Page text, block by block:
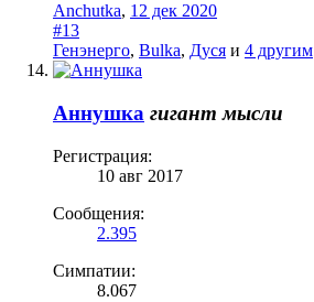
Anchutka, 12 дек 2020
#13
Генэнерго, Bulka, Дуся и 4 другим
Аннушка гигант мысли
Регистрация:
10 авг 2017
Сообщения:
2.395
Симпатии:
8.067